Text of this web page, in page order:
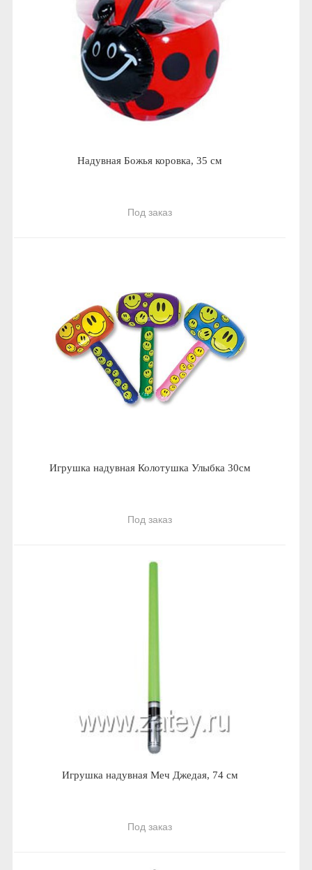
Надувная Божья коровка, 35 см
Под заказ
Игрушка надувная Колотушка Улыбка 30см
Под заказ
Игрушка надувная Меч Джедая, 74 см
Под заказ